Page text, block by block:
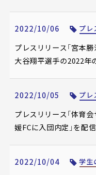
2022/10/06 プレ
プレスリリース「宮本
大谷翔平選手の2022年
2022/10/05 プレ
プレスリリース「体育
媛FCに入団内定」を配信
2022/10/04 学生